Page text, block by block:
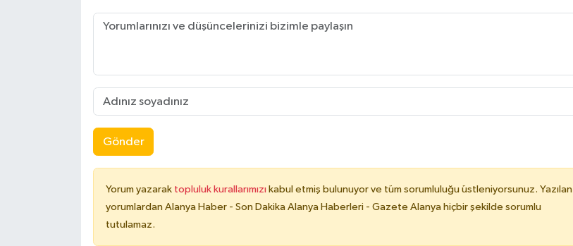
Gönder
Yorum yazarak topluluk kurallarımızı kabul etmiş bulunuyor ve tüm sorumluluğu üstleniyorsunuz. Yazılan
yorumlardan Alanya Haber - Son Dakika Alanya Haberleri - Gazete Alanya hiçbir şekilde sorumlu
tutulamaz.